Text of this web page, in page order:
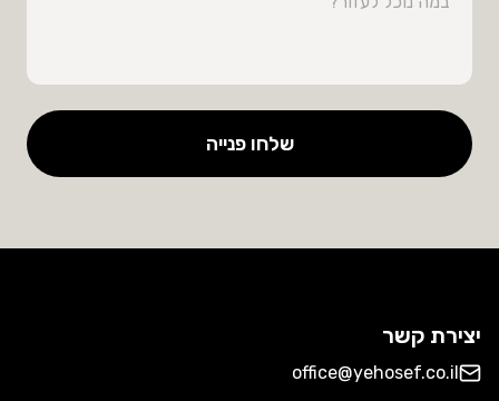
שלחו פנייה
יצירת קשר
office@yehosef.co.il